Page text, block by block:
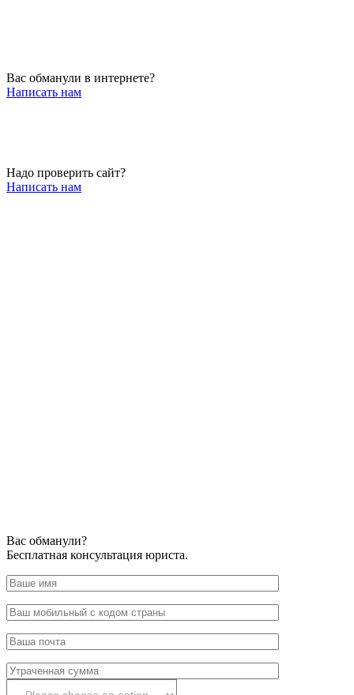
Вас обманули в интернете?
Написать нам
Надо проверить сайт?
Написать нам
Вас обманули?
Бесплатная консультация юриста.